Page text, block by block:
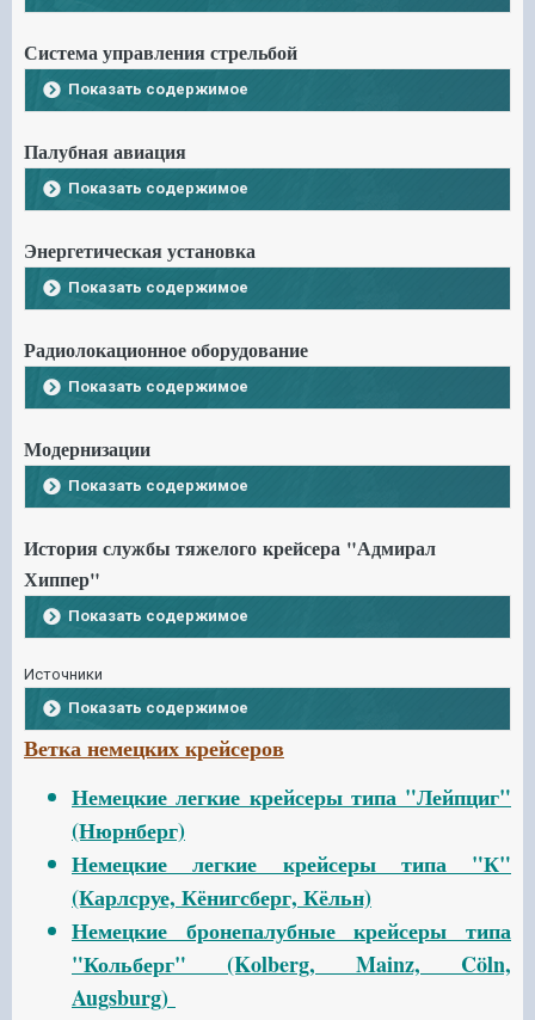
Система управления стрельбой
Показать содержимое
Палубная авиация
Показать содержимое
Энергетическая установка
Показать содержимое
Радиолокационное оборудование
Показать содержимое
Модернизации
Показать содержимое
История службы тяжелого крейсера "Адмирал
Хиппер"
Показать содержимое
Источники
Показать содержимое
Ветка немецких крейсеров
Немецкие легкие крейсеры типа "Лейпциг"
(Нюрнберг)
Немецкие легкие крейсеры типа "К"
(Карлсруе, Кёнигсберг, Кёльн)
Немецкие бронепалубные крейсеры типа
"Кольберг" (Kolberg, Mainz, Cöln,
Augsburg)